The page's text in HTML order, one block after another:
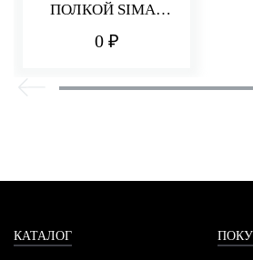
ПОЛКОЙ SIMAS
FLOW FL 23 BIA 1
0 ₽
КАТАЛОГ